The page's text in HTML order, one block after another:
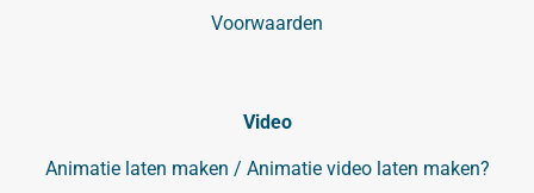
Voorwaarden
Video
Animatie laten maken / Animatie video laten maken?